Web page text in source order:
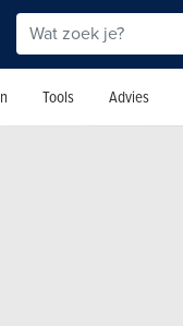
Tools Advies